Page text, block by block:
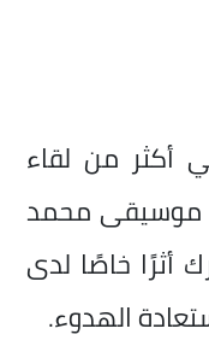
أكثر من لقاء
موسيقى محمد
أثرًا خاصًا لدى
الهدوء.